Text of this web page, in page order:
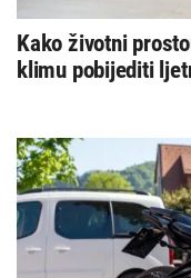
Kako životni
klimu pobijediti